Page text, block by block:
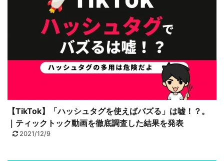
【TikTok】「ハッシュタグを使えばバズる」は嘘！？。
｜ティックトック動画を徹底調査した結果を発表
2021/12/9